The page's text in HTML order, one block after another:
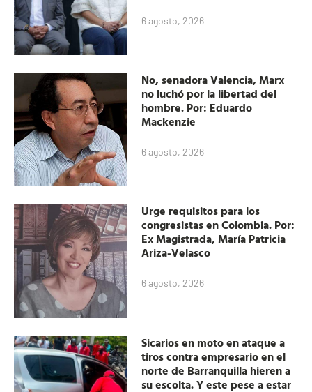
6 agosto, 2026
No, senadora Valencia, Marx
no luchó por la libertad del
hombre. Por: Eduardo
Mackenzie
6 agosto, 2026
Urge requisitos para los
congresistas en Colombia. Por:
Ex Magistrada, María Patricia
Ariza-Velasco
6 agosto, 2026
Sicarios en moto en ataque a
tiros contra empresario en el
norte de Barranquilla hieren a
su escolta. Y este pese a estar